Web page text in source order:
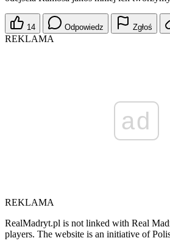
14 Odpowiedz Zgłoś
REKLAMA
ad
REKLAMA
RealMadryt.pl is not linked with Real
players. The website is an initiative of